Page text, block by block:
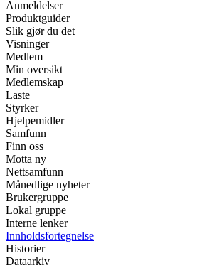
Anmeldelser
Produktguider
Slik gjør du det
Visninger
Medlem
Min oversikt
Medlemskap
Laste
Styrker
Hjelpemidler
Samfunn
Finn oss
Motta ny
Nettsamfunn
Månedlige nyheter
Brukergruppe
Lokal gruppe
Interne lenker
Innholdsfortegnelse
Historier
Dataarkiv